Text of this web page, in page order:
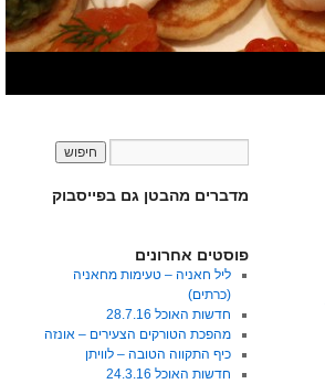
מדברים מהבטן גם בפייסבוק
פוסטים אחרונים
ליל חאניה – טעימות מחאניה
(כרתים)
חדשות האוכל 28.7.16
מהפכת הטורקים הצעירים – אונזה
כיף התקווה הטובה – לוויתן
חדשות האוכל 24.3.16